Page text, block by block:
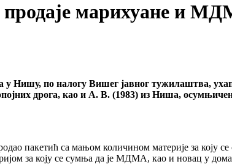
марихуане и
Нишу, по налогу Вишег јавног тужилаштва,
дрога, као и А. В. (1983) из Ниша,
пакетић са мањом количином материје за коју
за коју се сумња да је МДМА, као и новац у